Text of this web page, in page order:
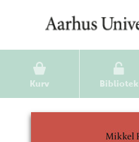
Kurv Bibliotek